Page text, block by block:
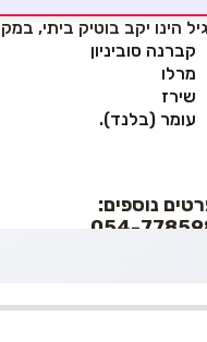
הינו יקב בוטיק ביתי,
קברנה סוביניון
מרלו
שירז
עומר (בלנד).
נוספים: